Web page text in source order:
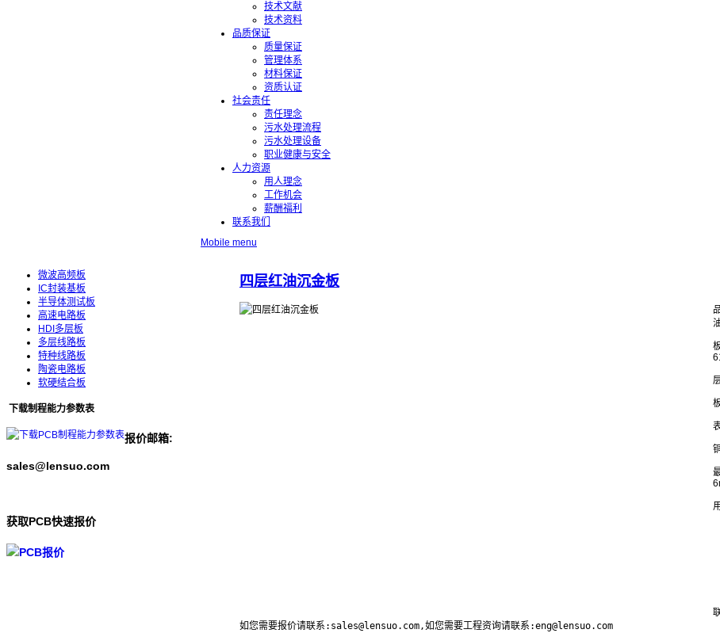
技术文献
技术资料
品质保证
质量保证
管理体系
材料保证
资质认证
社会责任
责任理念
污水处理流程
污水处理设备
职业健康与安全
人力资源
用人理念
工作机会
薪酬福利
联系我们
Mobile menu
微波高频板
IC封装基板
半导体测试板
高速电路板
HDI多层板
多层线路板
特种线路板
陶瓷电路板
软硬结合板
下载制程能力参数表
报价邮箱:
sales@lensuo.com
获取PCB快速报价
四层红油沉金板
如您需要报价请联系:sales@lensuo.com,如您需要工程资询请联系:eng@lensuo.com